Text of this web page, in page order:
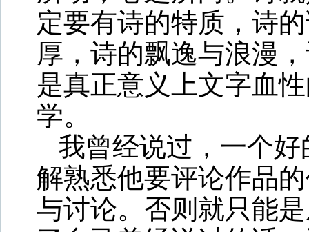
定要有诗的特质，诗
厚，诗的飘逸与浪漫
是真正意义上文字血
学。
我曾经说过，一个
解熟悉他要评论作品
与讨论。否则就只能